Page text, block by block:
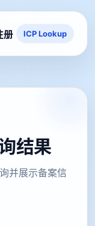
册 ICP Lookup
结果
并展示备案信